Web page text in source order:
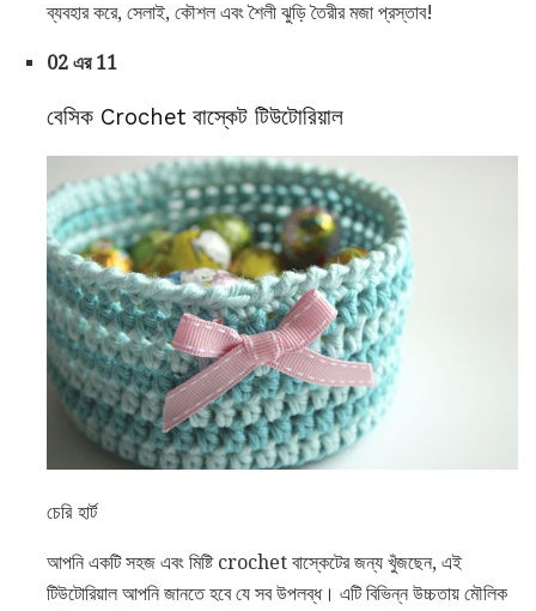
ব্যবহার করে, সেলাই, কৌশল এবং শৈলী ঝুড়ি তৈরীর মজা প্রস্তাব!
02 এর 11
বেসিক Crochet বাস্কেট টিউটোরিয়াল
চেরি হার্ট
আপনি একটি সহজ এবং মিষ্টি crochet বাস্কেটের জন্য খুঁজছেন, এই
টিউটোরিয়াল আপনি জানতে হবে যে সব উপলব্ধ। এটি বিভিন্ন উচ্চতায় মৌলিক